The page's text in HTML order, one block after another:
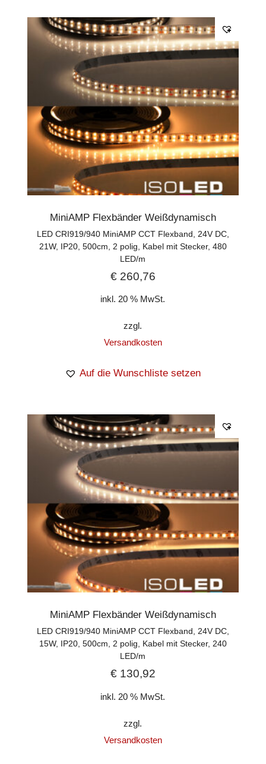
MiniAMP Flexbänder Weißdynamisch
LED CRI919/940 MiniAMP CCT Flexband, 24V DC,
21W, IP20, 500cm, 2 polig, Kabel mit Stecker, 480
LED/m
€260,76
inkl. 20 % MwSt.
zzgl.
Versandkosten
Auf die Wunschliste setzen
MiniAMP Flexbänder Weißdynamisch
LED CRI919/940 MiniAMP CCT Flexband, 24V DC,
15W, IP20, 500cm, 2 polig, Kabel mit Stecker, 240
LED/m
€130,92
inkl. 20 % MwSt.
zzgl.
Versandkosten